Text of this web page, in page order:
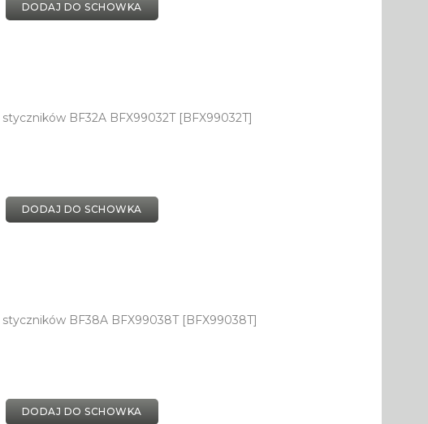
DODAJ DO SCHOWKA
BF32A BFX99032T [BFX99032T]
DODAJ DO SCHOWKA
BF38A BFX99038T [BFX99038T]
DODAJ DO SCHOWKA